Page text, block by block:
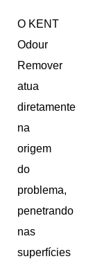
O KENT
Odour
Remover
atua
diretamente
na
origem
do
problema,
penetrando
nas
superfícies